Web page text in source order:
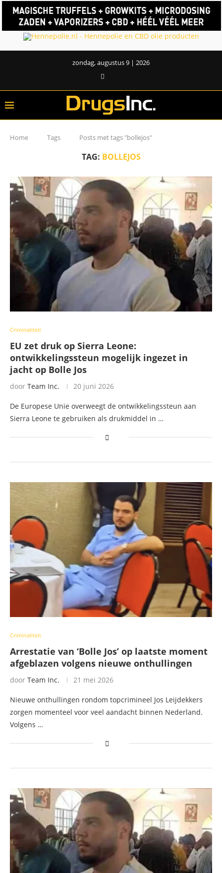
zondag, augustus 9 | 2026
Home Tags Posts met tags "bollejos"
TAG: BOLLEJOS
Criminaliteit
EU zet druk op Sierra Leone:
ontwikkelingssteun mogelijk ingezet in
jacht op Bolle Jos
door Team Inc. 20 juni 2026
De Europese Unie overweegt de ontwikkelingssteun aan
Sierra Leone te gebruiken als drukmiddel in …
Criminaliteit
Arrestatie van ‘Bolle Jos’ op laatste moment
afgeblazen volgens nieuwe onthullingen
door Team Inc. 21 mei 2026
Nieuwe onthullingen rondom topcrimineel Jos Leijdekkers
zorgen momenteel voor veel aandacht binnen Nederland.
Volgens …